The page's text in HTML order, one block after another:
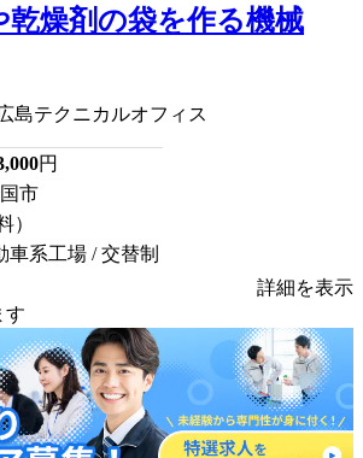
燥剤の袋を作る機械
島テクニカルオフィス
円
市
）
車系工場 / 交替制
詳細を表示
す